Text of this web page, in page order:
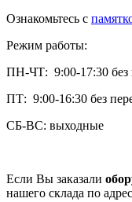
Ознакомьтесь с
Режим работы:
ПН-ЧТ: 9:00-17:30 без
ПТ: 9:00-16:30 без
СБ-ВС: выходные
Если Вы заказали
нашего склада по